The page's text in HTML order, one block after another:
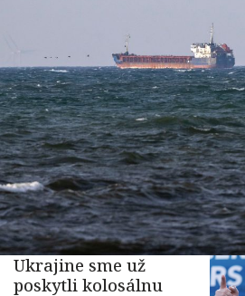
Ukrajine sme už
poskytli kolosálnu